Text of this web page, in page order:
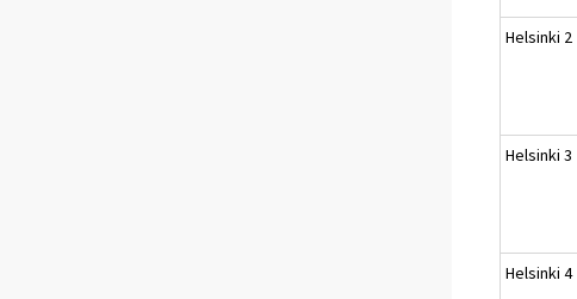
Helsinki 2
Helsinki 3
Helsinki 4